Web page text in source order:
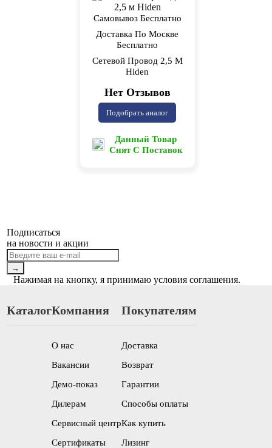
Самовывоз Бесплатно
Доставка По Москве
Бесплатно
Сетевой Провод 2,5 М
Hiden
Нет Отзывов
Подобрать аналог
Данный Товар
Снят С Поставок
Подписаться
на новости и акции
→
Нажимая на кнопку, я принимаю условия соглашения.
КаталогКомпания
О нас
Вакансии
Демо-показ
Дилерам
Сервисный центр
Сертификаты
Покупателям
Доставка
Возврат
Гарантии
Способы оплаты
Как купить
Лизинг